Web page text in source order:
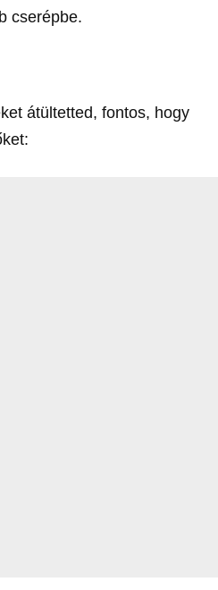
cserépbe.
átültetted, fontos, hogy